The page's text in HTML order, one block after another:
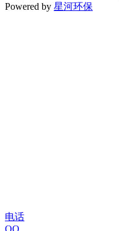
Powered by 星河环保
电话
QQ